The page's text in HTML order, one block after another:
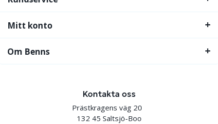
Mitt konto
Om Benns
Kontakta oss
Prästkragens väg 20
132 45 Saltsjö-Boo